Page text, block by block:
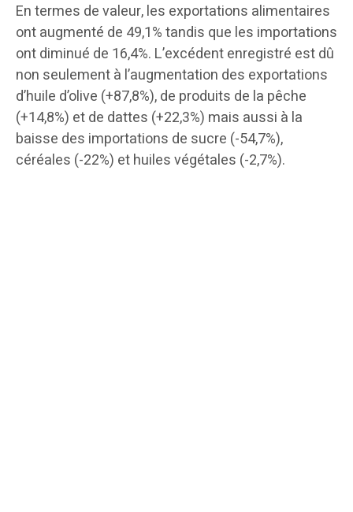
En termes de valeur, les exportations alimentaires
ont augmenté de 49,1% tandis que les importations
ont diminué de 16,4%. L’excédent enregistré est dû
non seulement à l’augmentation des exportations
d’huile d’olive (+87,8%), de produits de la pêche
(+14,8%) et de dattes (+22,3%) mais aussi à la
baisse des importations de sucre (-54,7%),
céréales (-22%) et huiles végétales (-2,7%).